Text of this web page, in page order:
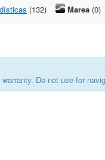
(132) Marea (0)
Do not use for